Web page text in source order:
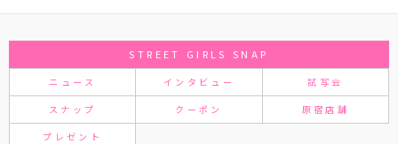
STREET GIRLS SNAP
ニュース インタビュー 試写会
スナップ クーポン 原宿店舗
プレゼント